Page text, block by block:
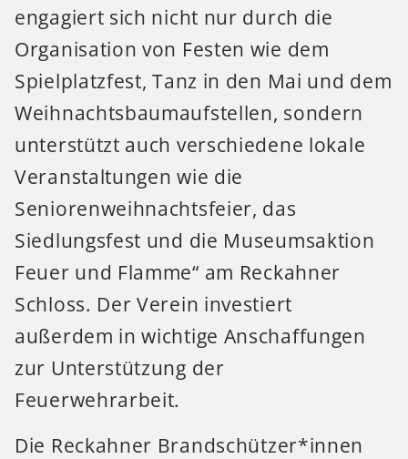
engagiert sich nicht nur durch die
Organisation von Festen wie dem
Spielplatzfest, Tanz in den Mai und dem
Weihnachtsbaumaufstellen, sondern
unterstützt auch verschiedene lokale
Veranstaltungen wie die
Seniorenweihnachtsfeier, das
Siedlungsfest und die Museumsaktion
Feuer und Flamme“ am Reckahner
Schloss. Der Verein investiert
außerdem in wichtige Anschaffungen
zur Unterstützung der
Feuerwehrarbeit.
Die Reckahner Brandschützer*innen